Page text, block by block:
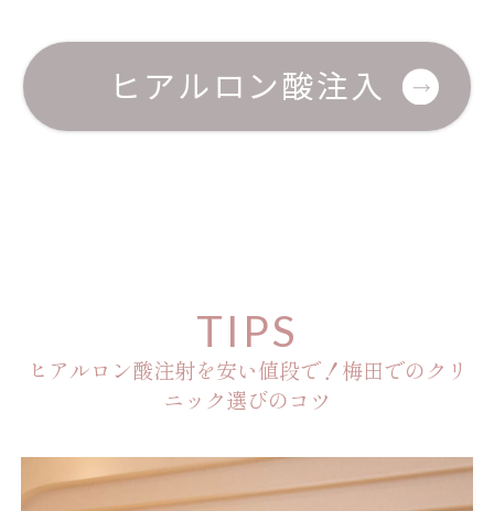
ヒアルロン酸注入
TIPS
ヒアルロン酸注射を安い値段で！梅田でのクリ
ニック選びのコツ